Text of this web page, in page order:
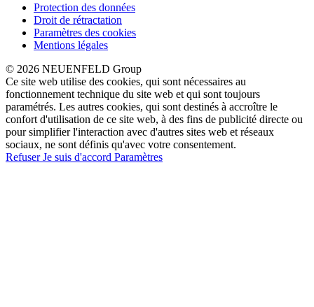
Protection des données
Droit de rétractation
Paramètres des cookies
Mentions légales
© 2026 NEUENFELD Group
Ce site web utilise des cookies, qui sont nécessaires au
fonctionnement technique du site web et qui sont toujours
paramétrés. Les autres cookies, qui sont destinés à accroître le
confort d'utilisation de ce site web, à des fins de publicité directe ou
pour simplifier l'interaction avec d'autres sites web et réseaux
sociaux, ne sont définis qu'avec votre consentement.
RefuserJe suis d'accord Paramètres